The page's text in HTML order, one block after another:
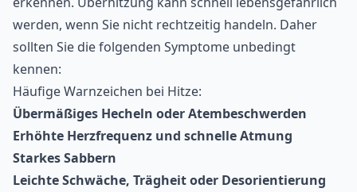
werden, wenn Sie nicht rechtzeitig handeln. Daher
sollten Sie die folgenden Symptome unbedingt
kennen:
Häufige Warnzeichen bei Hitze:
Übermäßiges Hecheln oder Atembeschwerden
Erhöhte Herzfrequenz und schnelle Atmung
Starkes Sabbern
Leichte Schwäche, Trägheit oder Desorientierung